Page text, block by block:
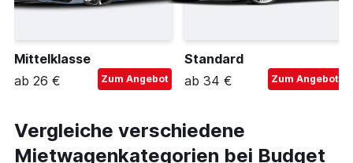
Mittelklasse
ab 26 €
Zum Angebot
Standard
ab 34 €
Zum Angebot
Vergleiche verschiedene
Mietwagenkategorien bei Budget